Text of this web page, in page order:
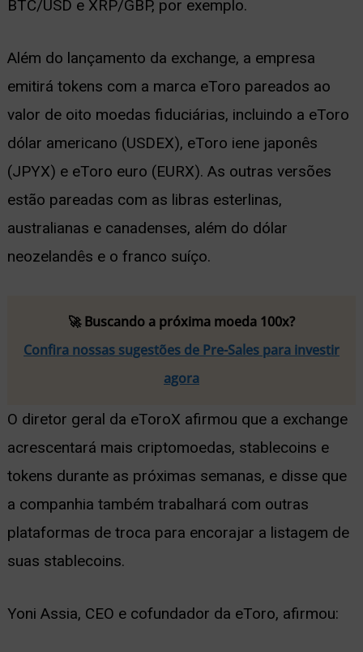
BTC/USD e XRP/GBP, por exemplo.
Além do lançamento da exchange, a empresa
emitirá tokens com a marca eToro pareados ao
valor de oito moedas fiduciárias, incluindo a eToro
dólar americano (USDEX), eToro iene japonês
(JPYX) e eToro euro (EURX). As outras versões
estão pareadas com as libras esterlinas,
australianas e canadenses, além do dólar
neozelandês e o franco suíço.
🚀 Buscando a próxima moeda 100x?
Confira nossas sugestões de Pre-Sales para investir
agora
O diretor geral da eToroX afirmou que a exchange
acrescentará mais criptomoedas, stablecoins e
tokens durante as próximas semanas, e disse que
a companhia também trabalhará com outras
plataformas de troca para encorajar a listagem de
suas stablecoins.
Yoni Assia, CEO e cofundador da eToro, afirmou: